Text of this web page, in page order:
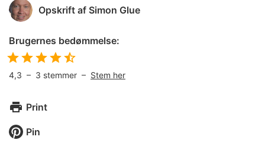
Opskrift af Simon Glue
Brugernes bedømmelse:
4,3 – 3 stemmer – Stem her
Print
Pin